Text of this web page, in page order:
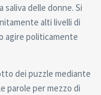
delle donne. Si
alti livelli di
agire politicamente
dei puzzle mediante
parole per mezzo di